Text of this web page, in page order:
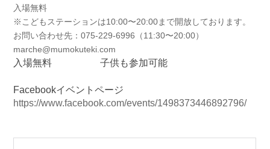
入場無料
※こどもステーションは10:00〜20:00まで開放しております。
お問い合わせ先：075-229-6996（11:30〜20:00）
marche@mumokuteki.com
入場無料子供も参加可能
Facebookイベントページ
https://www.facebook.com/events/1498373446892796/